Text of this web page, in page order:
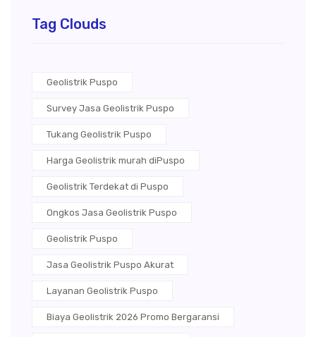
Tag Clouds
Geolistrik Puspo
Survey Jasa Geolistrik Puspo
Tukang Geolistrik Puspo
Harga Geolistrik murah diPuspo
Geolistrik Terdekat di Puspo
Ongkos Jasa Geolistrik Puspo
Geolistrik Puspo
Jasa Geolistrik Puspo Akurat
Layanan Geolistrik Puspo
Biaya Geolistrik 2026 Promo Bergaransi